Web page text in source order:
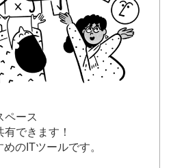
ペース
できます！
のITツールです。